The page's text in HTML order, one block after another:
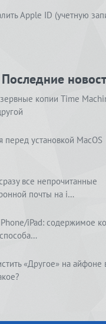
Apple ID (учетную
Последние
копии Time
перед установкой MacOS
все непрочитанные
почты на i…
iPad: содержимое
«Другое» на айфоне